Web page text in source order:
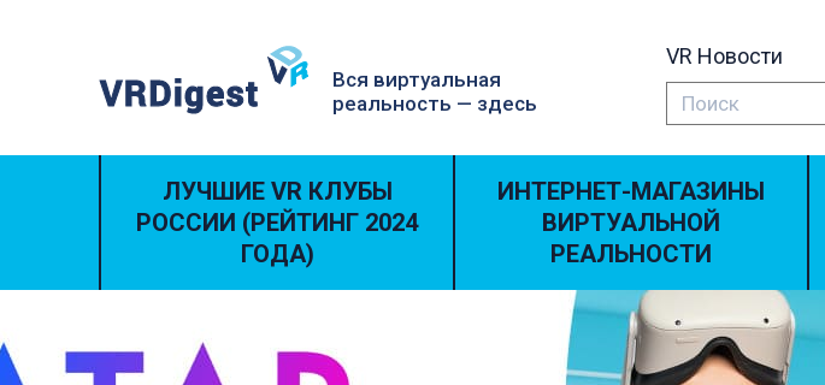
Вся виртуальная
реальность — здесь
VR Новости
ЛУЧШИЕ VR КЛУБЫ
РОССИИ (РЕЙТИНГ 2024
ГОДА)
ИНТЕРНЕТ-МАГАЗИНЫ
ВИРТУАЛЬНОЙ
РЕАЛЬНОСТИ